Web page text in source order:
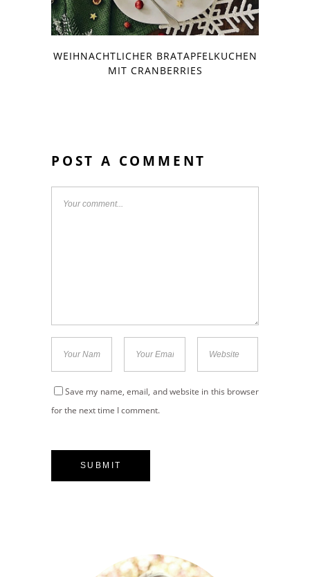
WEIHNACHTLICHER BRATAPFELKUCHEN
MIT CRANBERRIES
POST A COMMENT
Save my name, email, and website in this browser
for the next time I comment.